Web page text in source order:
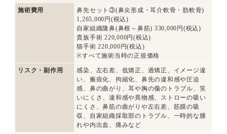
施術費用
鼻先セット③(鼻尖形成・耳介軟骨・肋軟骨)
1,265,000円(税込)
自家組織隆鼻(鼻根～鼻筋) 330,000円(税込)
貴族手術 220,000円(税込)
猫手術 220,000円(税込)
※すべて施術当時の正規価格
リスク・副作用
感染、左右差、低矯正、過矯正、イメージ違
い、瘢痕化、拘縮化、鼻先の違和感や圧迫
感、鼻の曲がり、耳や胸の傷のトラブル、笑
いにくさ、違和感や異物感、ストローの吸い
にくさ、鼻筋の曲がりや左右差、筋膜の吸
収、自家組織採取部のトラブル、一時的な腫
れや内出血、痛みなど